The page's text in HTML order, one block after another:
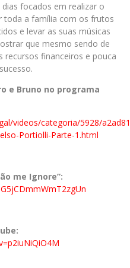
focados em realizar o
toda a família com os frutos
e levar as suas músicas
que mesmo sendo de
recursos financeiros e pouca
e Bruno no programa
videos/categoria/5928/
Portiolli-Parte-1.html
me Ignore”: